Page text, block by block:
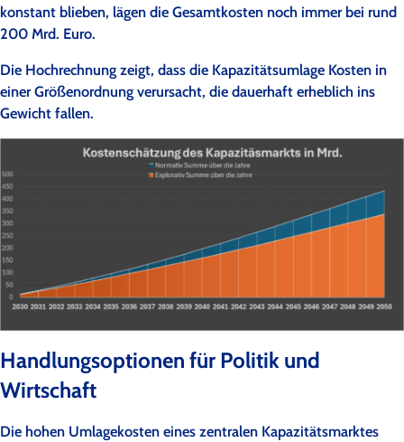
konstant blieben, lägen die Gesamtkosten noch immer bei rund
200 Mrd. Euro.
Die Hochrechnung zeigt, dass die Kapazitätsumlage Kosten in
einer Größenordnung verursacht, die dauerhaft erheblich ins
Gewicht fallen.
Handlungsoptionen für Politik und
Wirtschaft
Die hohen Umlagekosten eines zentralen Kapazitätsmarktes